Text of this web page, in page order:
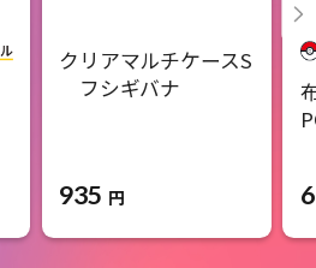
クリアマルチケースS
フシギバナ
935 円